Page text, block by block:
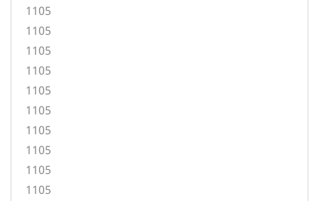
1105
1105
1105
1105
1105
1105
1105
1105
1105
1105